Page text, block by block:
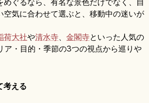
めぐるなら、有名な景色だけでなく、自
空気に合わせて選ぶと、移動中の迷いが
荷大社や清水寺、 金閣寺といった人気の
ア・目的・季節の3つの視点から巡りや
考える